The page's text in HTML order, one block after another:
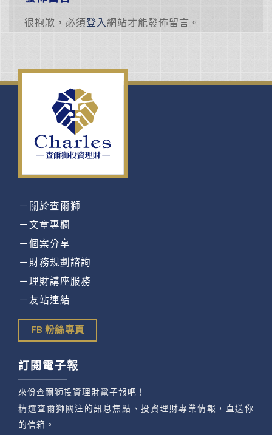
很抱歉，必須登入 網站才能發佈留言。
－關於查爾獅
－文章專欄
－個案分享
－財務規劃諮詢
－理財講座服務
－友站連結
FB 粉絲專頁
訂閱電子報
來份查爾獅投資理財電子報吧！
精選查爾獅關注的訊息焦點、投資理財專業情報，直送你
的信箱。